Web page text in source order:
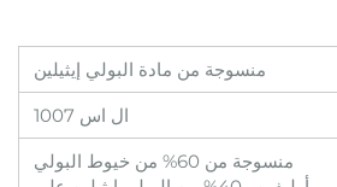
منسوجة من مادة البولي إيثيلين
ال اس 1007
منسوجة من 60% من خيوط البولي